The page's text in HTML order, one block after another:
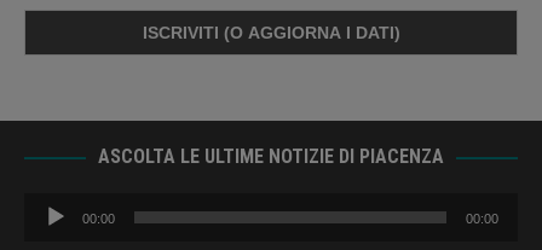
ASCOLTA LE ULTIME NOTIZIE DI PIACENZA
Audio
Player
00:00 00:00